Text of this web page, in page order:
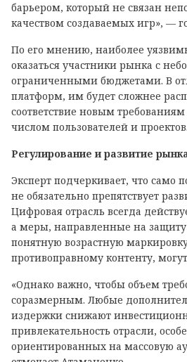
барьером, который не связан
качеством создаваемых игр», —
По его мнению, наиболее
оказаться участники рынка с
ограниченными бюджетами. В
платформ, им будет сложнее
соответствие новым
числом пользователей и проектов.
Регулирование и развитие
Эксперт подчеркивает, что само
не обязательно препятствует
Цифровая отрасль всегда
а меры, направленные на
понятную возрастную
противоправному контенту,
«Однако важно, чтобы объем
соразмерным. Любые
издержки снижают
привлекательность отрасли,
ориентированных на массовую